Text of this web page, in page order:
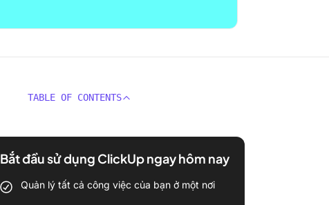
TABLE OF CONTENTS
Bắt đầu sử dụng ClickUp ngay hôm nay
Quản lý tất cả công việc của bạn ở một nơi